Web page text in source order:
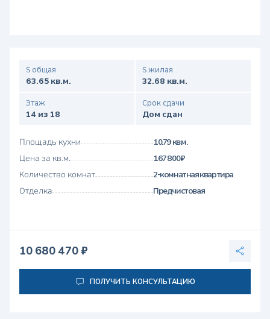
S общая
63.65 кв.м.
S жилая
32.68 кв.м.
Этаж
14 из 18
Срок сдачи
Дом сдан
Площадь кухни
10.79 кв.м.
Цена за кв.м.
167 800 ₽
Количество комнат
2-комнатная квартира
Отделка
Предчистовая
10 680 470 ₽
ПОЛУЧИТЬ КОНСУЛЬТАЦИЮ